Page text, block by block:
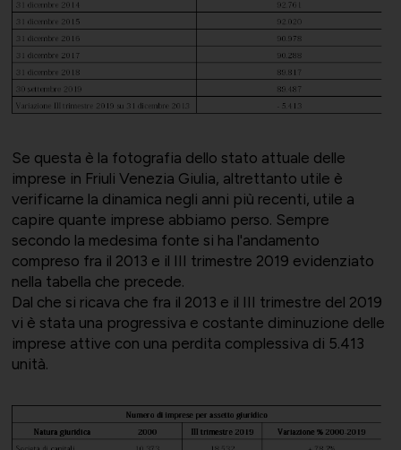
Se questa è la fotografia dello stato attuale delle
imprese in Friuli Venezia Giulia, altrettanto utile è
verificarne la dinamica negli anni più recenti, utile a
capire quante imprese abbiamo perso. Sempre
secondo la medesima fonte si ha l'andamento
compreso fra il 2013 e il III trimestre 2019 evidenziato
nella tabella che precede.
Dal che si ricava che fra il 2013 e il III trimestre del 2019
vi è stata una progressiva e costante diminuzione delle
imprese attive con una perdita complessiva di 5.413
unità.
Scambi fra soci